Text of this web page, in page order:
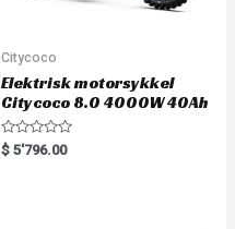
Citycoco
Elektrisk motorsykkel
Citycoco 8.0 4000W 40Ah
R
a
$ 5'796.00